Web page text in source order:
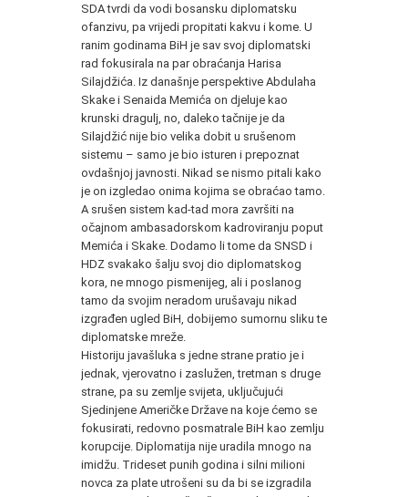
SDA tvrdi da vodi bosansku diplomatsku
ofanzivu, pa vrijedi propitati kakvu i kome. U
ranim godinama BiH je sav svoj diplomatski
rad fokusirala na par obraćanja Harisa
Silajdžića. Iz današnje perspektive Abdulaha
Skake i Senaida Memića on djeluje kao
krunski dragulj, no, daleko tačnije je da
Silajdžić nije bio velika dobit u srušenom
sistemu – samo je bio isturen i prepoznat
ovdašnjoj javnosti. Nikad se nismo pitali kako
je on izgledao onima kojima se obraćao tamo.
A srušen sistem kad-tad mora završiti na
očajnom ambasadorskom kadroviranju poput
Memića i Skake. Dodamo li tome da SNSD i
HDZ svakako šalju svoj dio diplomatskog
kora, ne mnogo pismenijeg, ali i poslanog
tamo da svojim neradom urušavaju nikad
izgrađen ugled BiH, dobijemo sumornu sliku te
diplomatske mreže.
Historiju javašluka s jedne strane pratio je i
jednak, vjerovatno i zaslužen, tretman s druge
strane, pa su zemlje svijeta, uključujući
Sjedinjene Američke Države na koje ćemo se
fokusirati, redovno posmatrale BiH kao zemlju
korupcije. Diplomatija nije uradila mnogo na
imidžu. Trideset punih godina i silni milioni
novca za plate utrošeni su da bi se izgradila